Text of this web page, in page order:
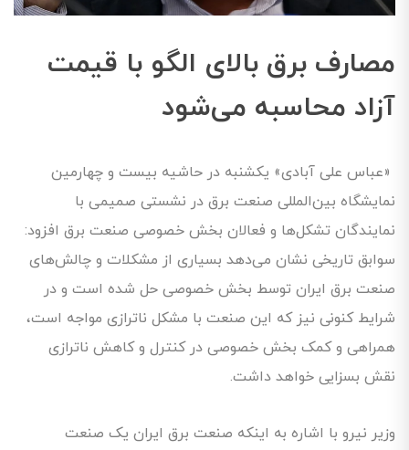
مصارف برق بالای الگو با قیمت
آزاد محاسبه می‌شود
«عباس علی آبادی» یکشنبه در حاشیه بیست و چهارمین
نمایشگاه بین‌المللی صنعت برق در نشستی صمیمی با
نمایندگان تشکل‌ها و فعالان بخش خصوصی صنعت برق افزود:
سوابق تاریخی نشان می‌دهد بسیاری از مشکلات و چالش‌های
صنعت برق ایران توسط بخش خصوصی حل شده است و در
شرایط کنونی نیز که این صنعت با مشکل ناترازی مواجه است،
همراهی و کمک بخش خصوصی در کنترل و کاهش ناترازی
نقش بسزایی خواهد داشت.
وزیر نیرو با اشاره به اینکه صنعت برق ایران یک صنعت